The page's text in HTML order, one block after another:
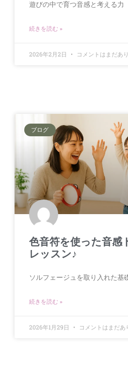
遊びの中で育つ音感と考える力
続きを読む »
2026年2月2日 コメントはまだあ
ブログ
色音符を使った音感
レッスン♪
ソルフェージュを取り入れた基
続きを読む »
2026年1月29日 コメントはまだあ